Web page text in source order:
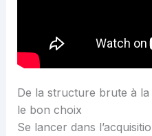
De la structure brute à
le bon choix
Se lancer dans